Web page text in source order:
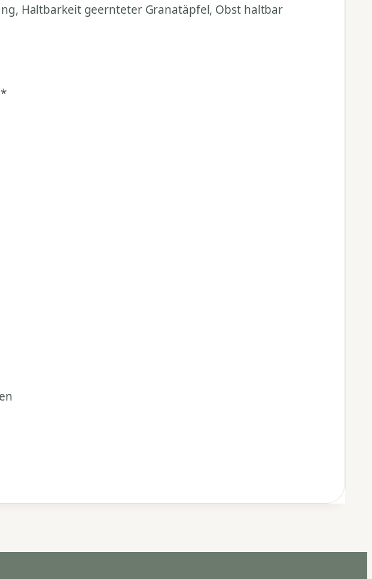
Haltbarkeit geernteter Granatäpfel, Obst haltbar
*